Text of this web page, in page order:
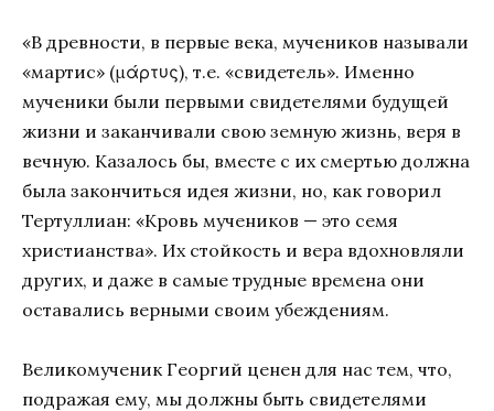
«В древности, в первые века, мучеников называли
«мартис» (μάρτυς), т.е. «свидетель». Именно
мученики были первыми свидетелями будущей
жизни и заканчивали свою земную жизнь, веря в
вечную. Казалось бы, вместе с их смертью должна
была закончиться идея жизни, но, как говорил
Тертуллиан: «Кровь мучеников — это семя
христианства». Их стойкость и вера вдохновляли
других, и даже в самые трудные времена они
оставались верными своим убеждениям.
Великомученик Георгий ценен для нас тем, что,
подражая ему, мы должны быть свидетелями